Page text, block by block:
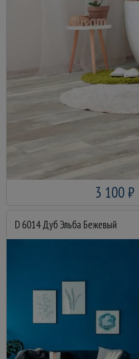
3 100 ₽
D 6014 Дуб Эльба Бежевый